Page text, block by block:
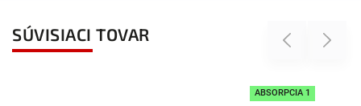
SÚVISIACI TOVAR Previous Next